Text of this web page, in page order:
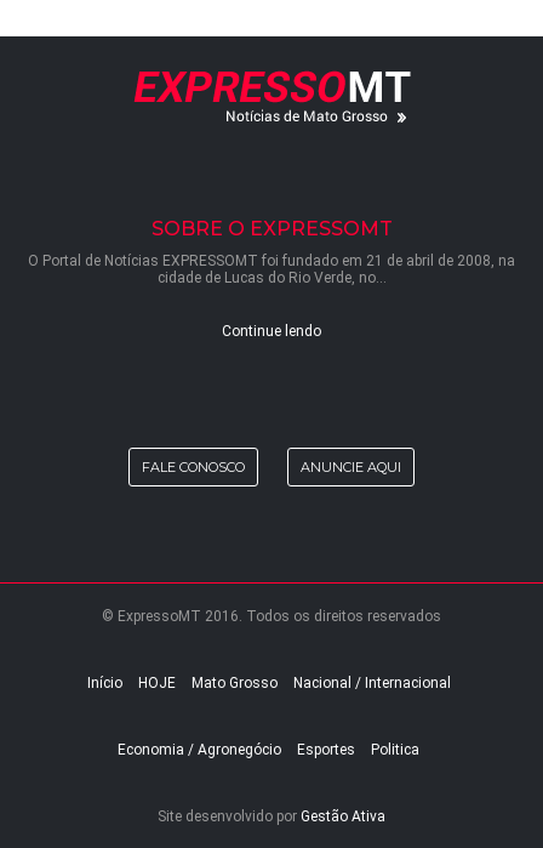
SOBRE O EXPRESSOMT
O Portal de Notícias EXPRESSOMT foi fundado em 21 de abril de 2008, na
cidade de Lucas do Rio Verde, no...
Continue lendo
FALE CONOSCO ANUNCIE AQUI
© ExpressoMT 2016. Todos os direitos reservados
Início HOJE Mato Grosso Nacional / Internacional
Economia / Agronegócio Esportes Politica
Site desenvolvido por Gestão Ativa